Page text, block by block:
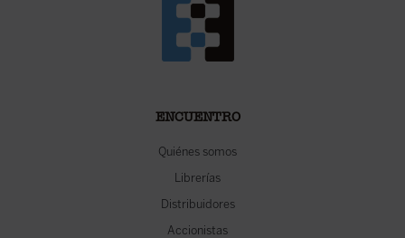
ENCUENTRO
Quiénes somos
Librerías
Distribuidores
Accionistas